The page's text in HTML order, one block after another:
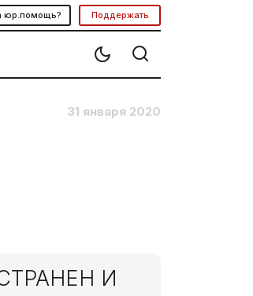
юр.помощь? Поддержать
31 января 2020
И